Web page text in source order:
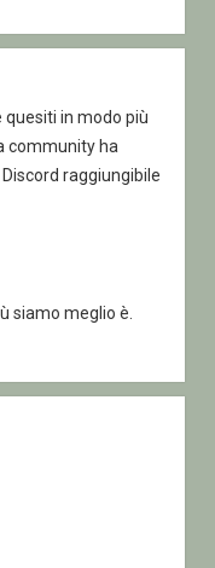
in modo più
community ha
raggiungibile
siamo meglio è.